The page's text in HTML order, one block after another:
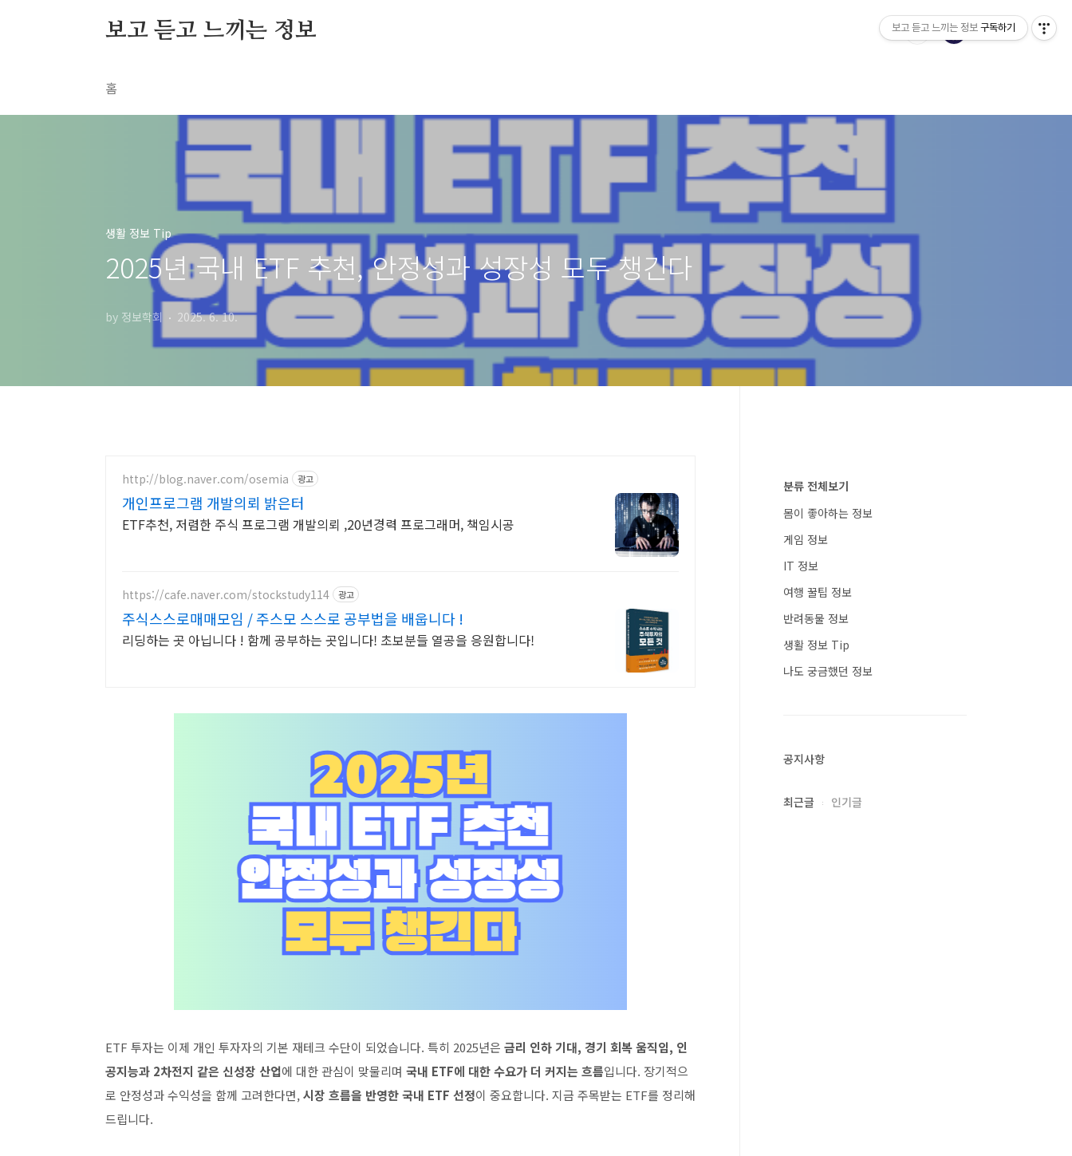
보고 듣고 느끼는 정보
홈
생활 정보 Tip
2025년 국내 ETF 추천, 안정성과 성장성 모두 챙긴다
by 정보학회 2025. 6. 10.
http://blog.naver.com/osemia 광고
개인프로그램 개발의뢰 밝은터
ETF추천, 저렴한 주식 프로그램 개발의뢰 ,20년경력 프로그래머, 책임시공
https://cafe.naver.com/stockstudy114 광고
주식스스로매매모임 / 주스모 스스로 공부법을 배웁니다 !
리딩하는 곳 아닙니다 ! 함께 공부하는 곳입니다! 초보분들 열공을 응원합니다!
ETF 투자는 이제 개인 투자자의 기본 재테크 수단이 되었습니다. 특히 2025년은 금리 인하 기대, 경기 회복 움직임, 인
공지능과 2차전지 같은 신성장 산업에 대한 관심이 맞물리며 국내 ETF에 대한 수요가 더 커지는 흐름입니다. 장기적으
로 안정성과 수익성을 함께 고려한다면,시장 흐름을 반영한 국내 ETF 선정이 중요합니다. 지금 주목받는 ETF를 정리해
드립니다.
분류 전체보기
몸이 좋아하는 정보
게임 정보
IT 정보
여행 꿀팁 정보
반려동물 정보
생활 정보 Tip
나도 궁금했던 정보
공지사항
최근글 인기글
보고 듣고 느끼는 정보 구독하기